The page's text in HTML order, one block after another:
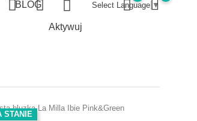
BLOG
Aktywuj
Select Language ▼
STANIE